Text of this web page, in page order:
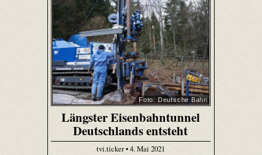
Foto: Deutsche Bahn
Längster Eisenbahntunnel
Deutschlands entsteht
tvi.ticker • 4. Mai 2021